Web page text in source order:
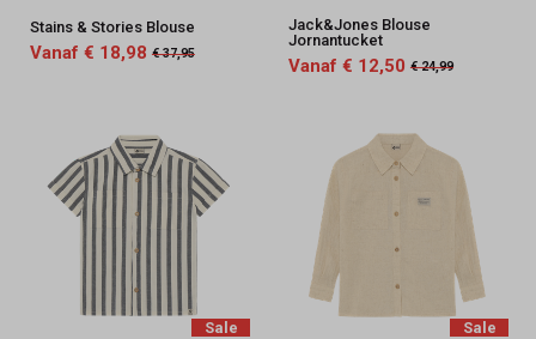
Stains & Stories Blouse
Vanaf € 18,98 € 37,95
Jack&Jones Blouse
Jornantucket
Vanaf € 12,50 € 24,99
Sale Sale